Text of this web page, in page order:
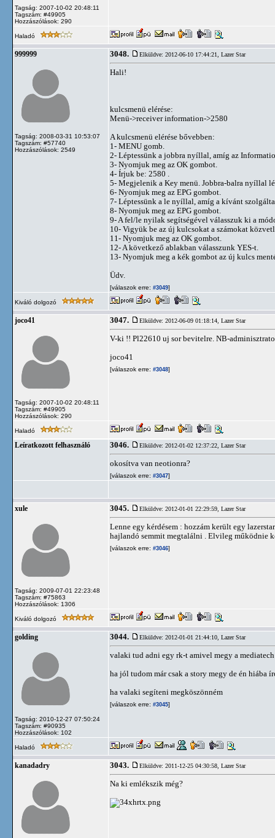
Tagság: 2007-10-02 20:48:11
Tagszám: #49905
Hozzászólások: 290
Haladó
999999
Tagság: 2008-03-31 10:53:07
Tagszám: #57740
Hozzászólások: 2549
3048. Elküldve: 2012-06-10 17:44:21, Lazer Star
Hali!
kulcsmenü elérése:
Menü->receiver information->2580
A kulcsmenü elérése bővebben:
1- MENU gomb.
2- Léptessünk a jobbra nyíllal, amíg az
3- Nyomjuk meg az OK gombot.
4- Írjuk be: 2580 .
5- Megjelenik a Key menü. Jobbra-balra nyíllal
6- Nyomjuk meg az EPG gombot.
7- Léptessünk a le nyíllal, amíg a kívánt
8- Nyomjuk meg az EPG gombot.
9- A fel/le nyilak segítségével válasszuk ki a
10- Vigyük be az új kulcsokat a számokat
11- Nyomjuk meg az OK gombot.
12- A következő ablakban válasszunk YES-t.
13- Nyomjuk meg a kék gombot az új kulcs
Üdv.
[válaszok erre: #3049]
Kiváló dolgozó
joco41
Tagság: 2007-10-02 20:48:11
Tagszám: #49905
Hozzászólások: 290
3047. Elküldve: 2012-06-09 01:18:14, Lazer Star
V-ki !! Pl22610 uj sor bevitelre. NB-
joco41
[válaszok erre: #3048]
Haladó
Leíratkozott felhasználó 3046. Elküldve: 2012-01-02 12:37:22, Lazer Star
okosítva van neotionra?
[válaszok erre: #3047]
xule
Tagság: 2009-07-01 22:23:48
Tagszám: #75863
Hozzászólások: 1306
3045. Elküldve: 2012-01-01 22:29:59, Lazer Star
Lenne egy kérdésem : hozzám került egy
hajlandó semmit megtalálni . Elvileg működnie
[válaszok erre: #3046]
Kiváló dolgozó
golding
Tagság: 2010-12-27 07:50:24
Tagszám: #90935
Hozzászólások: 102
3044. Elküldve: 2012-01-01 21:44:10, Lazer Star
valaki tud adni egy rk-t amivel megy a mediatech
ha jól tudom már csak a story megy de én hiába
ha valaki segíteni megköszönném
[válaszok erre: #3045]
Haladó
kanadadry 3043. Elküldve: 2011-12-25 04:30:58, Lazer Star
Na ki emlékszik még?